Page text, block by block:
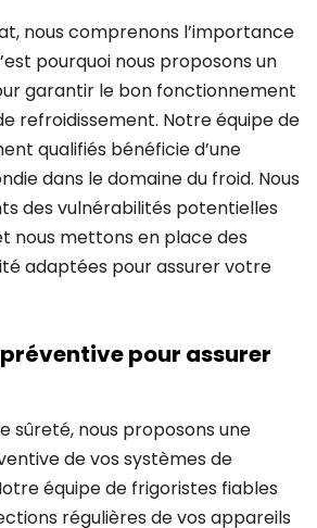
nous comprenons l’importance
pourquoi nous proposons un
garantir le bon fonctionnement
refroidissement. Notre équipe de
qualifiés bénéficie d’une
dans le domaine du froid. Nous
des vulnérabilités potentielles
nous mettons en place des
adaptées pour assurer votre
pour assurer
sûreté, nous proposons une
de vos systèmes de
équipe de frigoristes fiables
régulières de vos appareils